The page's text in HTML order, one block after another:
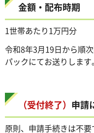
金額・配布時期
1世帯あたり1万円分
令和8年3月19日から順
パックにてお送りします。
（受付終了） 申請
原則、申請手続きは不要